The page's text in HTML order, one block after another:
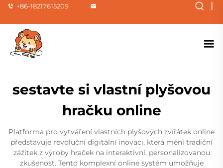
+86-18217615209 |
sestavte si vlastní plyšovou
hračku online
Platforma pro vytváření vlastních plyšových zvířátek online
představuje revoluční digitální inovaci, která mění tradiční
zážitek z výroby hraček na interaktivní, personalizovanou
zkušenost. Tento komplexní online systém umožňuje